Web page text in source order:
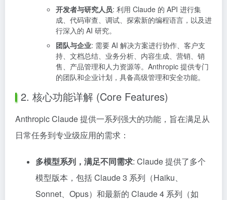
开发者与研究人员: 利用 Claude 的 API 进行集
成、代码审查、调试、探索新的编程语言，以及进
行深入的 AI 研究。
团队与企业: 需要 AI 解决方案进行协作、客户支
持、文档总结、业务分析、内容生成、营销、销
售、产品管理和人力资源等。Anthropic 提供专门
的团队和企业计划，具备高级管理和安全功能。
2. 核心功能详解 (Core Features)
Anthropic Claude 提供一系列强大的功能，旨在满足从
日常任务到专业级应用的需求：
多模型系列，满足不同需求: Claude 提供了多个
模型版本，包括 Claude 3 系列（Haiku、
Sonnet、Opus）和最新的 Claude 4 系列（如